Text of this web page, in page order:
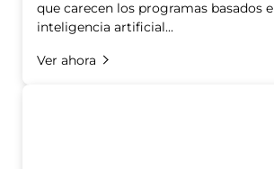
que carecen los programas basados
inteligencia artificial...
Ver ahora